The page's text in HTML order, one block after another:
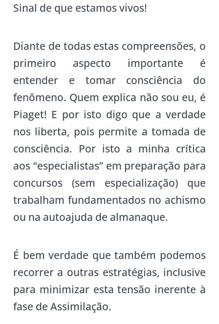
Sinal de que estamos vivos!
Diante de todas estas compreensões, o
primeiro aspecto importante é
entender e tomar consciência do
fenômeno. Quem explica não sou eu, é
Piaget! E por isto digo que a verdade
nos liberta, pois permite a tomada de
consciência. Por isto a minha crítica
aos “especialistas” em preparação para
concursos (sem especialização) que
trabalham fundamentados no achismo
ou na autoajuda de almanaque.
É bem verdade que também podemos
recorrer a outras estratégias, inclusive
para minimizar esta tensão inerente à
fase de Assimilação.